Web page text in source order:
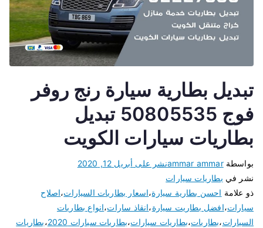
تبديل بطارية سيارة رنج روفر
فوج 50805535 تبديل
بطاريات سيارات الكويت
بواسطةammar ammarنشر على أبريل 12, 2020
نشر في بطاريات سيارات
ذو علامة احسن بطارية سيارة،اسعار بطاريات السيارات،اصلاح
سيارات،افضل بطاريت سيارة،انقاذ سارات،انواع بطاريات
السيارات،بطاريات،بطاريات سيارات،بطاريات سيارات 2020 ،بطاريات